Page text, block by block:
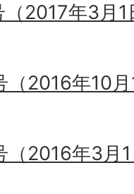
2017年3月
2016年10
2016年3月